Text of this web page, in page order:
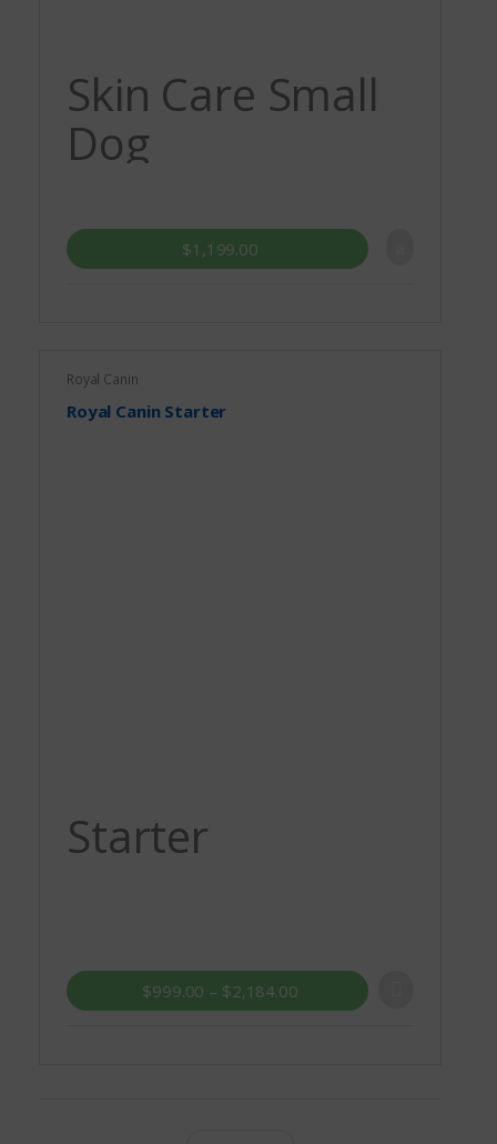
Skin Care Small
Dog
$1,199.00
Royal Canin
Royal Canin Starter
Starter
$999.00 – $2,184.00